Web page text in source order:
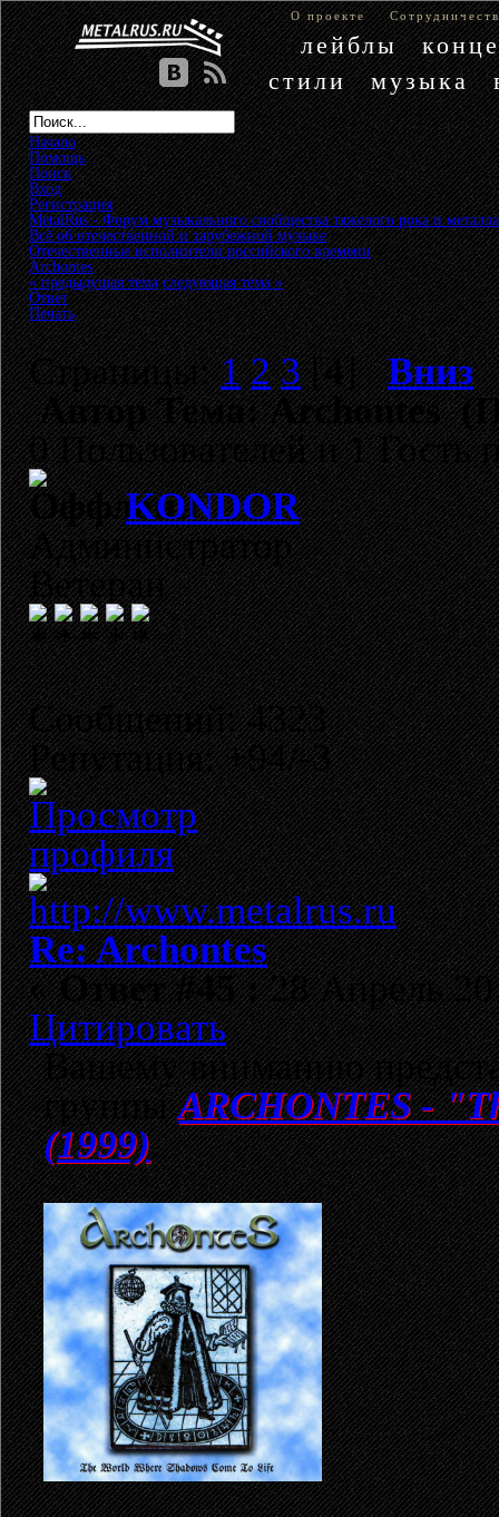
О проекте
лейблы
стили
музыка
Начало
Помощь
Поиск
Вход
Регистрация
MetalRus - Форум музыкального сообщества тяжелого рока и металла
Всё об отечественной и зарубежной музыке»
Отечественные исполнители российского времени»
Archontes
« предыдущая тема следующая тема »
Ответ
Печать
Страницы:1 2 3[4]Вниз
АвторТема: Archontes
0 Пользователей и 1 Гость
KONDOR
Администратор
Ветеран
Сообщений: 4323
Репутация: +94/-3
Re: Archontes
«Ответ #45 :28 Апрель
Цитировать
Вашему вниманию
группыARCHONTES -
(1999).